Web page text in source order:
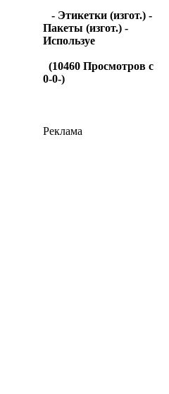
- Этикетки (изгот.) -
Пакеты (изгот.) -
Используе
(10460 Просмотров с
0-0-)
Реклама